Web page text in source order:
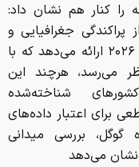
را کنار هم نشان داد:
جغرافیایی و
ترکیب زبانی علاقه‌مندان به جام‌جهانی ۲۰۲۶ ارائه می‌دهد که با
می‌رسد، هرچند این
شناخته‌شده
برای اعتبار داده‌های
بررسی میدانی